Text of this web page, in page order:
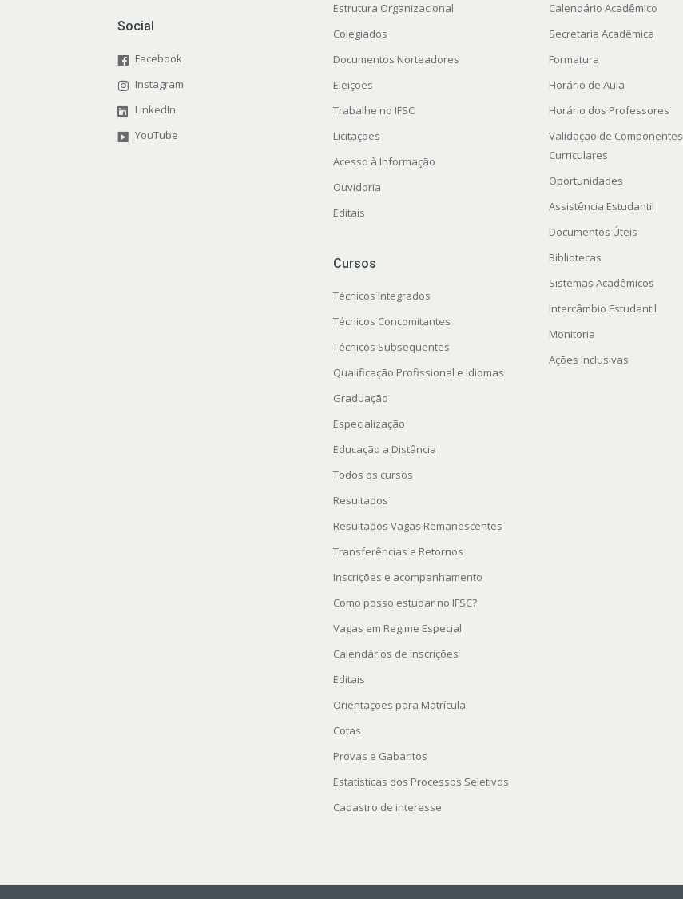
Social
Facebook
Instagram
LinkedIn
YouTube
Estrutura Organizacional
Colegiados
Documentos Norteadores
Eleições
Trabalhe no IFSC
Licitações
Acesso à Informação
Ouvidoria
Editais
Cursos
Técnicos Integrados
Técnicos Concomitantes
Técnicos Subsequentes
Qualificação Profissional e Idiomas
Graduação
Especialização
Educação a Distância
Todos os cursos
Resultados
Resultados Vagas Remanescentes
Transferências e Retornos
Inscrições e acompanhamento
Como posso estudar no IFSC?
Vagas em Regime Especial
Calendários de inscrições
Editais
Orientações para Matrícula
Cotas
Provas e Gabaritos
Estatísticas dos Processos Seletivos
Cadastro de interesse
Calendário Acadêmico
Secretaria Acadêmica
Formatura
Horário de Aula
Horário dos Professores
Validação de Componentes
Curriculares
Oportunidades
Assistência Estudantil
Documentos Úteis
Bibliotecas
Sistemas Acadêmicos
Intercâmbio Estudantil
Monitoria
Ações Inclusivas